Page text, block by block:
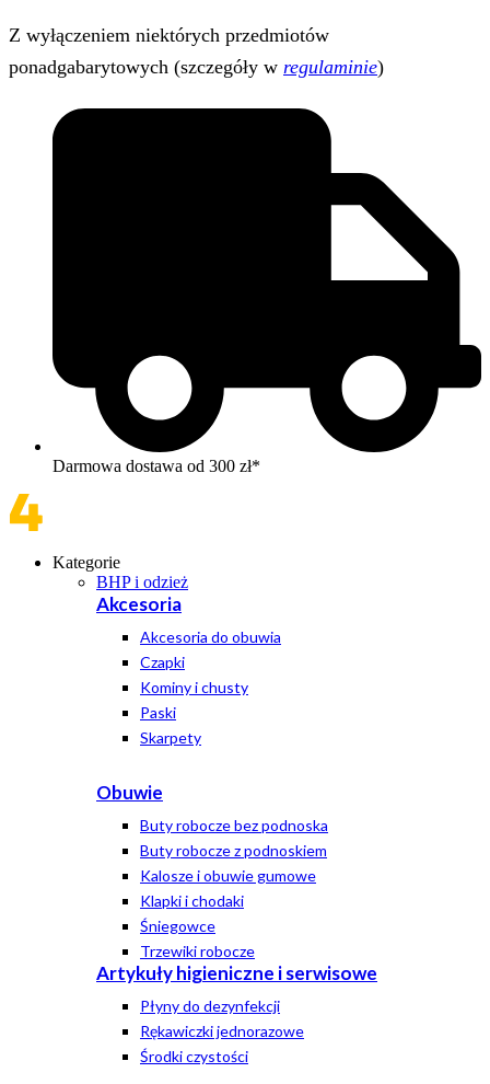
Z wyłączeniem niektórych przedmiotów
ponadgabarytowych (szczegóły w regulaminie)
Darmowa dostawa od 300 zł*
Kategorie
BHP i odzież
Akcesoria
Akcesoria do obuwia
Czapki
Kominy i chusty
Paski
Skarpety
Obuwie
Buty robocze bez podnoska
Buty robocze z podnoskiem
Kalosze i obuwie gumowe
Klapki i chodaki
Śniegowce
Trzewiki robocze
Artykuły higieniczne i serwisowe
Płyny do dezynfekcji
Rękawiczki jednorazowe
Środki czystości